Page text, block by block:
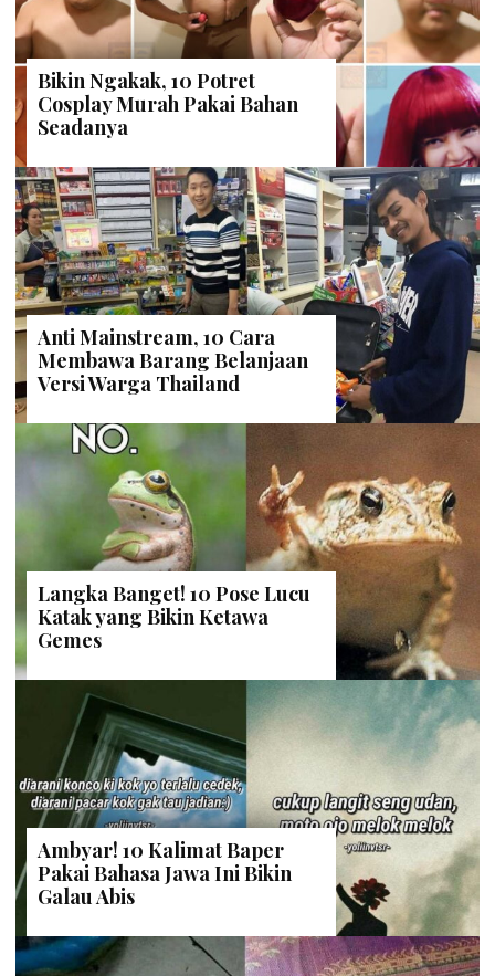
Bikin Ngakak, 10 Potret
Cosplay Murah Pakai Bahan
Seadanya
Anti Mainstream, 10 Cara
Membawa Barang Belanjaan
Versi Warga Thailand
Langka Banget! 10 Pose Lucu
Katak yang Bikin Ketawa
Gemes
Ambyar! 10 Kalimat Baper
Pakai Bahasa Jawa Ini Bikin
Galau Abis